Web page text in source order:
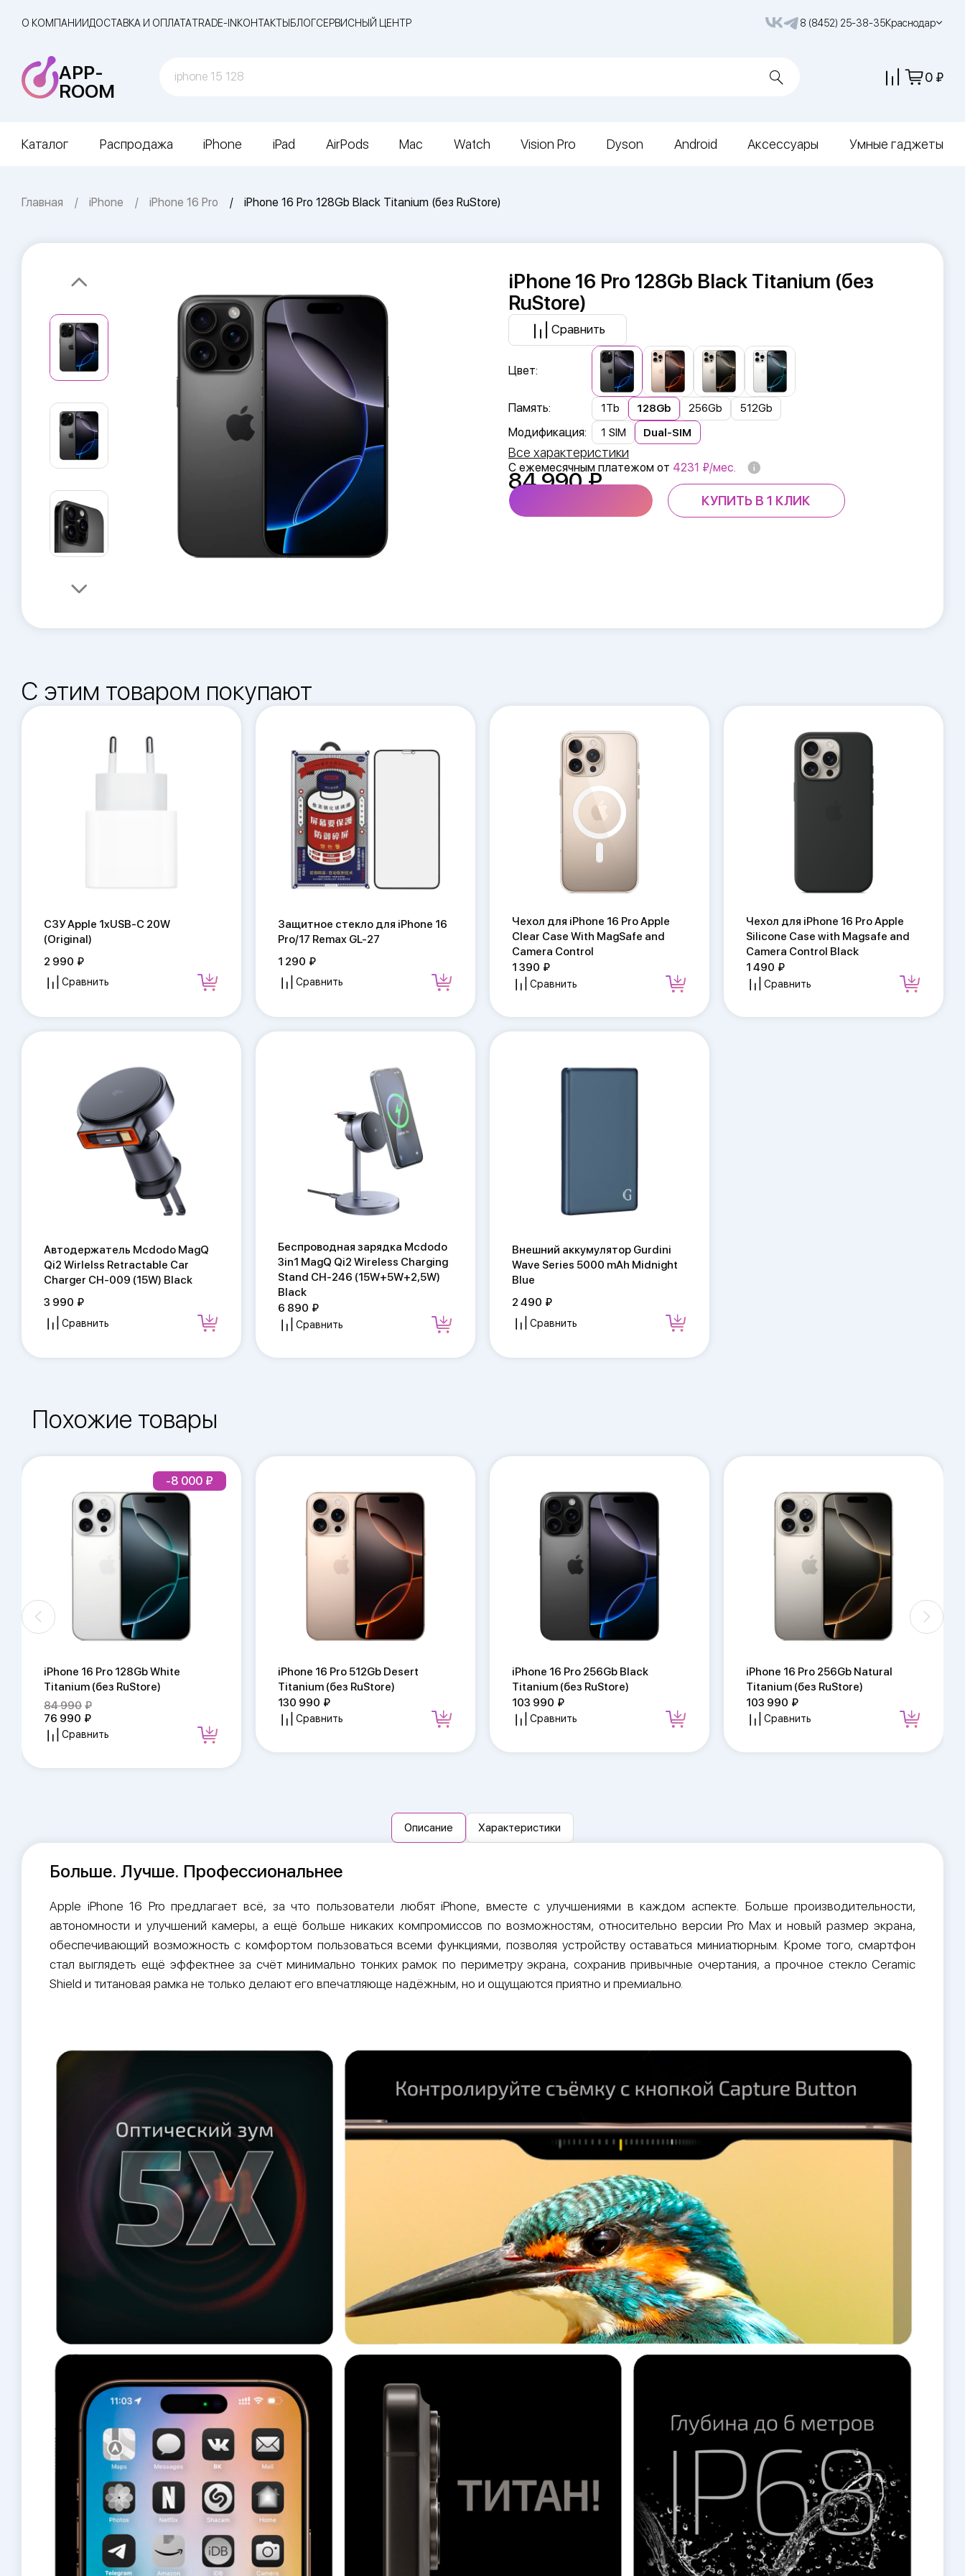
О КОМПАНИИДОСТАВКА И ОПЛАТАTRADE-INКОНТАКТЫБЛОГСЕРВИСНЫЙ ЦЕНТР 8 (8452) 25-38-35Краснодар
APP-
ROOM
0
Каталог Распродажа iPhone iPad AirPods Mac Watch Vision Pro Dyson Android Аксессуары Умные гаджеты
Главная iPhone iPhone 16 Pro iPhone 16 Pro 128Gb Black Titanium (без RuStore)
iPhone 16 Pro 128Gb Black Titanium (без
RuStore)
Сравнить
Цвет:
Память: 1Tb 128Gb 256Gb 512Gb
Модификация: 1 SIM Dual-SIM
Все характеристики
С ежемесячным платежом от 4231 ₽/мес.
84 990
КУПИТЬ В 1 КЛИК
С этим товаром покупают
СЗУ Apple 1xUSB-C 20W
(Original)
2 990
Сравнить
Защитное стекло для iPhone 16
Pro/17 Remax GL-27
1 290
Сравнить
Чехол для iPhone 16 Pro Apple
Clear Case With MagSafe and
Camera Control
1 390
Сравнить
Чехол для iPhone 16 Pro Apple
Silicone Case with Magsafe and
Camera Control Black
1 490
Сравнить
Автодержатель Mcdodo MagQ
Qi2 Wirlelss Retractable Car
Charger CH-009 (15W) Black
3 990
Сравнить
Беспроводная зарядка Mcdodo
3in1 MagQ Qi2 Wireless Charging
Stand CH-246 (15W+5W+2,5W)
Black
6 890
Сравнить
Внешний аккумулятор Gurdini
Wave Series 5000 mAh Midnight
Blue
2 490
Сравнить
Похожие товары
iPhone 16 Pro 128Gb White
Titanium (без RuStore)
84 990
76 990
Сравнить
-8 000
iPhone 16 Pro 512Gb Desert
Titanium (без RuStore)
130 990
Сравнить
iPhone 16 Pro 256Gb Black
Titanium (без RuStore)
103 990
Сравнить
iPhone 16 Pro 256Gb Natural
Titanium (без RuStore)
103 990
Сравнить
Описание Характеристики
Больше. Лучше. Профессиональнее
Apple iPhone 16 Pro предлагает всё, за что пользователи любят iPhone, вместе с улучшениями в каждом аспекте. Больше производительности,
автономности и улучшений камеры, а ещё больше никаких компромиссов по возможностям, относительно версии Pro Max и новый размер экрана,
обеспечивающий возможность с комфортом пользоваться всеми функциями, позволяя устройству оставаться миниатюрным. Кроме того, смартфон
стал выглядеть ещё эффектнее за счёт минимально тонких рамок по периметру экрана, сохранив привычные очертания, а прочное стекло Ceramic
Shield и титановая рамка не только делают его впечатляюще надёжным, но и ощущаются приятно и премиально.